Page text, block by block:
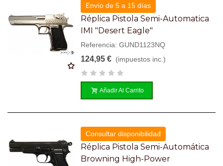
Envío de 5 a 15 días
Réplica Pistola Semi-Automatica
IMI "Desert Eagle"
Referencia: GUND1123NQ
124,95 € (impuestos inc.)
Añadir Al Carrito
Consultar disponibilidad
Réplica Pistola Semi-Automática
Browning High-Power